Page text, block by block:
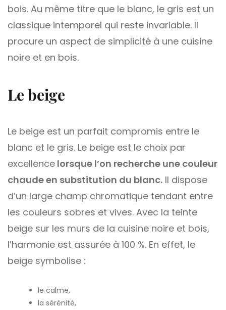
bois. Au même titre que le blanc, le gris est un
classique intemporel qui reste invariable. Il
procure un aspect de simplicité à une cuisine
noire et en bois.
Le beige
Le beige est un parfait compromis entre le
blanc et le gris. Le beige est le choix par
excellence lorsque l’on recherche une couleur
chaude en substitution du blanc. Il dispose
d’un large champ chromatique tendant entre
les couleurs sobres et vives. Avec la teinte
beige sur les murs de la cuisine noire et bois,
l’harmonie est assurée à 100 %. En effet, le
beige symbolise :
le calme,
la sérénité,